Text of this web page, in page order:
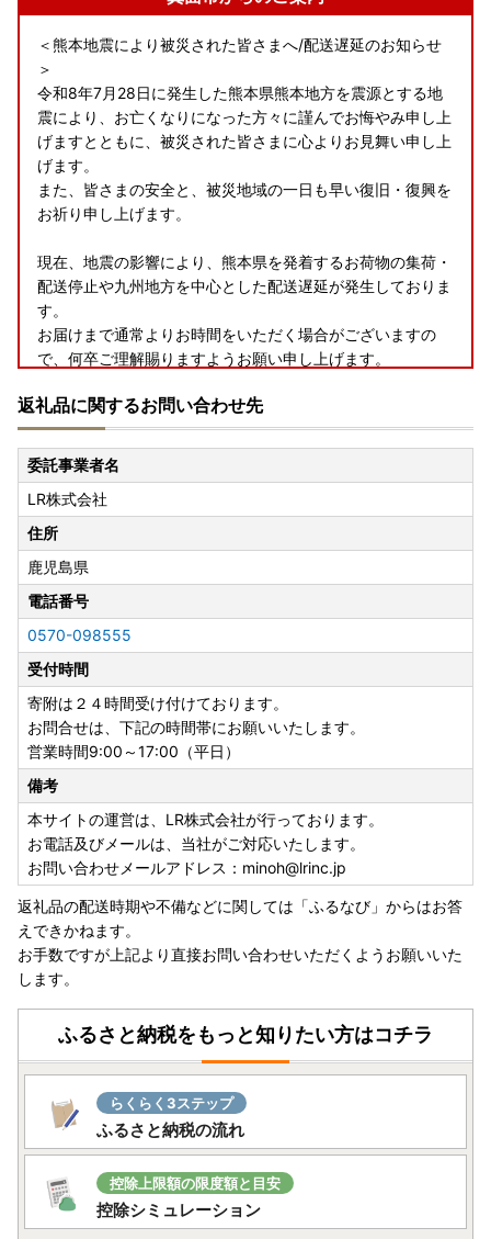
＜熊本地震により被災された皆さまへ/配送遅延のお知らせ
＞
令和8年7月28日に発生した熊本県熊本地方を震源とする地
震により、お亡くなりになった方々に謹んでお悔やみ申し上
げますとともに、被災された皆さまに心よりお見舞い申し上
げます。
また、皆さまの安全と、被災地域の一日も早い復旧・復興を
お祈り申し上げます。
現在、地震の影響により、熊本県を発着するお荷物の集荷・
配送停止や九州地方を中心とした配送遅延が発生しておりま
す。
お届けまで通常よりお時間をいただく場合がございますの
で、何卒ご理解賜りますようお願い申し上げます。
＜ヤマト運輸・転送サービスの有料化のお知らせ＞
2023年6月1日以降、送り状に記載されたご住所以外にお届
け先を変更（転送）する場合、
送り状記載のお届け先から変更後のお届け先までの運賃が
「受取人様負担（着払い）」となります。
※贈答品の場合も「受取人様ご負担」となります。お届け先
の住所入力には十分ご注意ください。
※定期便をお申し込みの皆様は、お届け先変更の場合、必ず
箕面市までご連絡ください。
返礼品に関するお問い合わせ先
委託事業者名
LR株式会社
住所
鹿児島県
電話番号
0570-098555
受付時間
寄附は２４時間受け付けております。
お問合せは、下記の時間帯にお願いいたします。
営業時間9:00～17:00（平日）
備考
本サイトの運営は、LR株式会社が行っております。
お電話及びメールは、当社がご対応いたします。
お問い合わせメールアドレス：minoh@lrinc.jp
返礼品の配送時期や不備などに関しては「ふるなび」からはお答
えできかねます。
お手数ですが上記より直接お問い合わせいただくようお願いいた
します。
ふるさと納税をもっと知りたい方はコチラ
らくらく3ステップ
ふるさと納税の流れ
控除上限額の限度額と目安
控除シミュレーション